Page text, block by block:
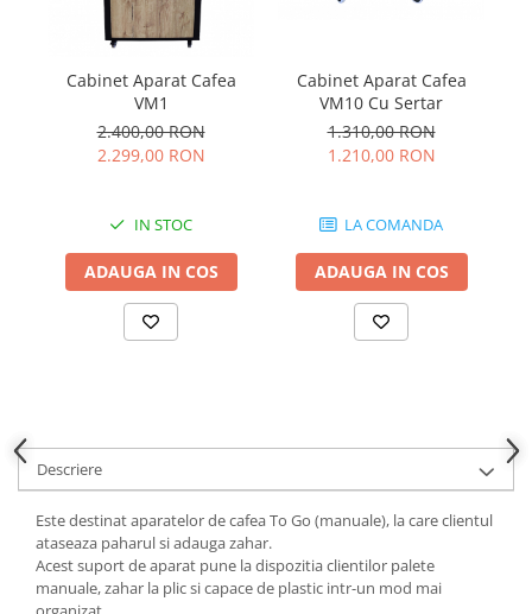
Cabinet Aparat Cafea
VM1
2.400,00 RON
2.299,00 RON
IN STOC
ADAUGA IN COS
Cabinet Aparat Cafea
VM10 Cu Sertar
1.310,00 RON
1.210,00 RON
LA COMANDA
ADAUGA IN COS
Descriere
Este destinat aparatelor de cafea To Go (manuale), la care clientul
ataseaza paharul si adauga zahar.
Acest suport de aparat pune la dispozitia clientilor palete
manuale, zahar la plic si capace de plastic intr-un mod mai